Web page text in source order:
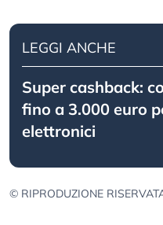
LEGGI ANCHE
Super cashback:
fino a 3.000 euro
elettronici
© RIPRODUZIONE